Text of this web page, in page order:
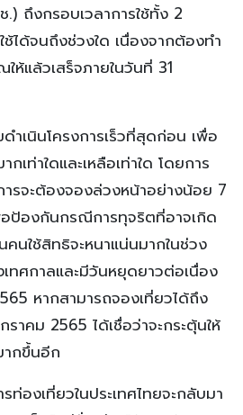
ถึงกรอบเวลาการใช้ทั้ง 2
ช้ได้จนถึงช่วงใด เนื่องจากต้องทำ
ห้แล้วเสร็จภายในวันที่ 31
ำเนินโครงการเร็วที่สุดก่อน เพื่อ
กเท่าใดและเหลือเท่าใด โดยการ
รจะต้องจองล่วงหน้าอย่างน้อย 7
อป้องกันกรณีการทุจริตที่อาจเกิด
นใช้สิทธิจะหนาแน่นมากในช่วง
เทศกาลและมีวันหยุดยาวต่อเนื่อง
หากสามารถจองเที่ยวได้ถึง
าคม 2565 ได้เชื่อว่าจะกระตุ้นให้
ากขึ้นอีก
ท่องเที่ยวในประเทศไทยจะกลับมา